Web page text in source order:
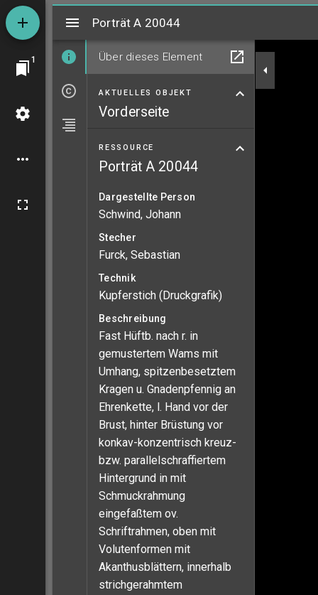
1
MiradorPorträt A 20044
Über dieses Element
AKTUELLES OBJEKT
Vorderseite
RESSOURCE
Porträt A 20044
Dargestellte Person
Schwind, Johann
Stecher
Furck, Sebastian
Technik
Kupferstich (Druckgrafik)
Beschreibung
Fast Hüftb. nach r. in
gemustertem Wams mit
Umhang, spitzenbesetztem
Kragen u. Gnadenpfennig an
Ehrenkette, l. Hand vor der
Brust, hinter Brüstung vor
konkav-konzentrisch kreuz-
bzw. parallelschraffiertem
Hintergrund in mit
Schmuckrahmung
eingefaßtem ov.
Schriftrahmen, oben mit
Volutenformen mit
Akanthusblättern, innerhalb
strichgerahmtem
Porträt A 20044